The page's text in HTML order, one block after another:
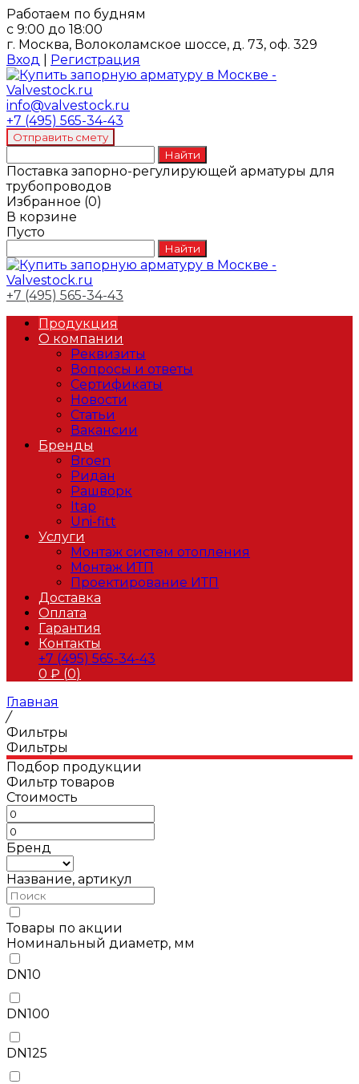
Работаем по будням
с 9:00 до 18:00
г. Москва, Волоколамское шоссе, д. 73, оф. 329
Вход
Регистрация
info@valvestock.ru
+7 (495) 565-34-43
Поставка запорно-регулирующей арматуры для
трубопроводов
Избранное (0)
В корзине
Пусто
+7 (495) 565-34-43
Продукция
О компании
Реквизиты
Вопросы и ответы
Сертификаты
Новости
Статьи
Вакансии
Бренды
Broen
Ридан
Рашворк
Itap
Uni-fitt
Услуги
Монтаж систем отопления
Монтаж ИТП
Проектирование ИТП
Доставка
Оплата
Гарантия
Контакты
+7 (495) 565-34-43
0 ₽ (0)
Главная
/
Фильтры
Фильтры
Подбор продукции
Фильтр товаров
Стоимость
Бренд
Название, артикул
Товары по акции
Номинальный диаметр, мм
DN10
DN100
DN125